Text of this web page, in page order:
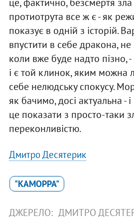
це, фактично, безсмертя зла
протиотрута все ж є - як
показує в одній з історій.
впустити в себе дракона,
коли вже буде надто пізно,
і є той клинок, яким можна
себе нелюдську спокусу.
як бачимо, досі актуальна -
це показати з просто-таки
переконливістю.
Дмитро Десятерик
"КАМОРРА"
ДЖЕРЕЛО: ДМИТРО